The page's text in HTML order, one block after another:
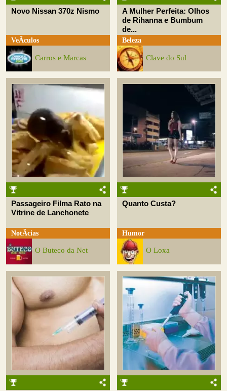
Novo Nissan 370z Nismo
VeÃ­culos
Carros e Marcas
A Mulher Perfeita: Olhos
de Rihanna e Bumbum
de...
Beleza
Clave do Sul
Passageiro Filma Rato na
Vitrine de Lanchonete
NotÃ­cias
O Buteco da Net
Quanto Custa?
Humor
O Loxa